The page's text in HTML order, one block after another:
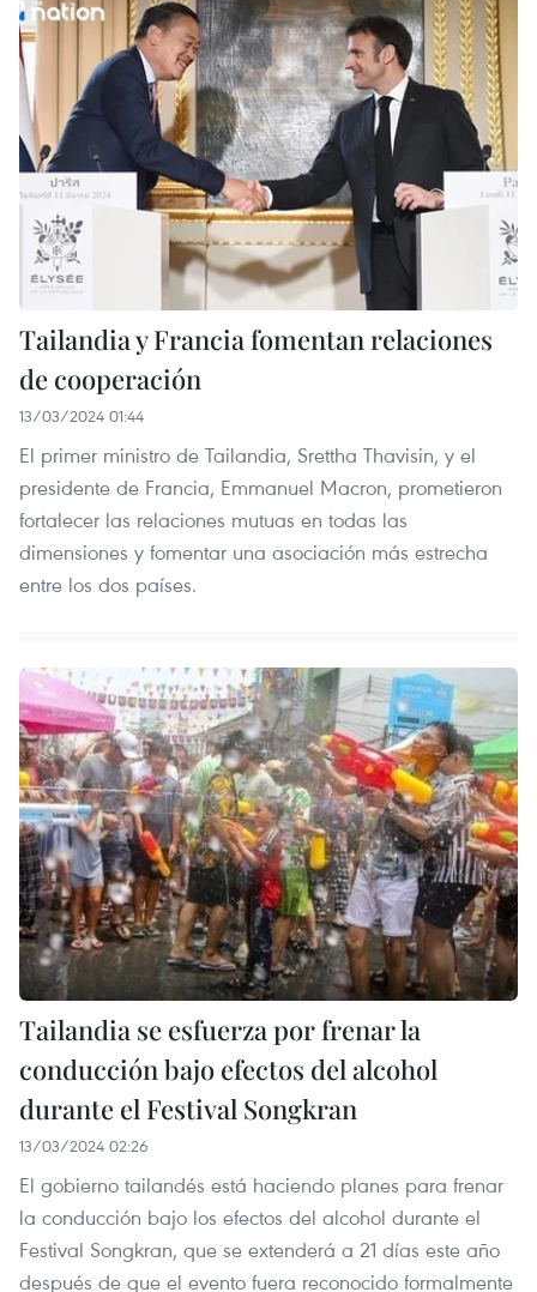
Tailandia y Francia fomentan relaciones
de cooperación
13/03/2024 01:44
El primer ministro de Tailandia, Srettha Thavisin, y el
presidente de Francia, Emmanuel Macron, prometieron
fortalecer las relaciones mutuas en todas las
dimensiones y fomentar una asociación más estrecha
entre los dos países.
Tailandia se esfuerza por frenar la
conducción bajo efectos del alcohol
durante el Festival Songkran
13/03/2024 02:26
El gobierno tailandés está haciendo planes para frenar
la conducción bajo los efectos del alcohol durante el
Festival Songkran, que se extenderá a 21 días este año
después de que el evento fuera reconocido formalmente